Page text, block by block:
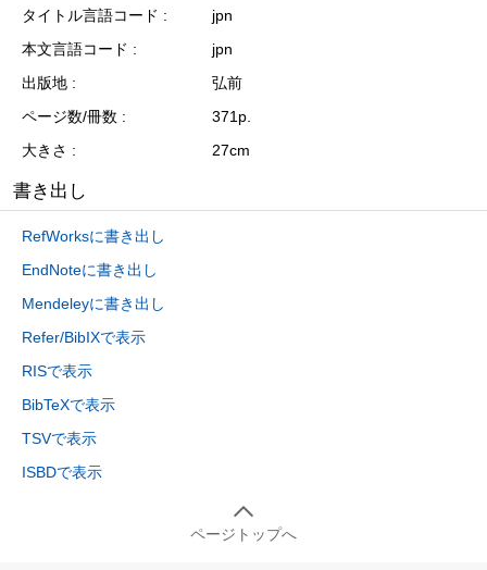
タイトル言語コード
jpn
本文言語コード
jpn
出版地
弘前
ページ数/冊数
371p.
大きさ
27cm
書き出し
RefWorksに書き出し
EndNoteに書き出し
Mendeleyに書き出し
Refer/BibIXで表示
RISで表示
BibTeXで表示
TSVで表示
ISBDで表示
ページトップへ